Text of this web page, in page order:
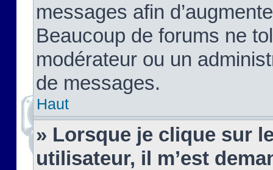
messages afin
Beaucoup de forums ne
modérateur ou un
de messages.
Haut
» Lorsque je clique sur
utilisateur, il m’est